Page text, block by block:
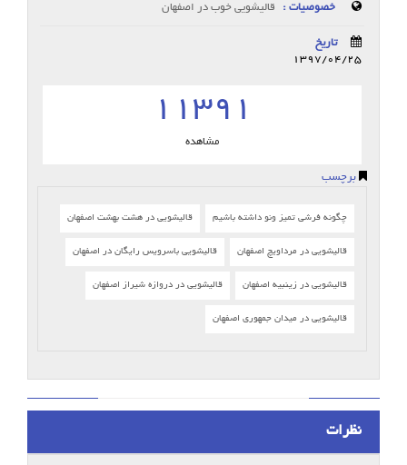
خصوصیات : قالیشویی خوب در اصفهان
تاریخ
1397/04/25
11391
مشاهده
برچسب
چگونه فرشی تمیز ونو داشته باشیم قالیشویی در هشت بهشت اصفهان
قالیشویی در مرداویچ اصفهان قالیشویی باسرویس رایگان در اصفهان
قالیشویی در زینبیه اصفهان قالیشویی در دروازه شیراز اصفهان
قالیشویی در میدان جمهوری اصفهان
نظرات